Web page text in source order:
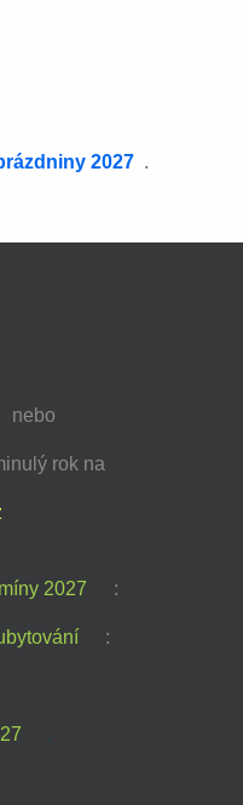
2027 .
nebo
rok na
2027 :
: